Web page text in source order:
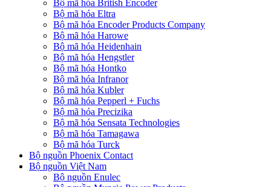
Bộ mã hóa British Encoder
Bộ mã hóa Eltra
Bộ mã hóa Encoder Products Company
Bộ mã hóa Harowe
Bộ mã hóa Heidenhain
Bộ mã hóa Hengstler
Bộ mã hóa Hontko
Bộ mã hóa Infranor
Bộ mã hóa Kubler
Bộ mã hóa Pepperl + Fuchs
Bộ mã hóa Precizika
Bộ mã hóa Sensata Technologies
Bộ mã hóa Tamagawa
Bộ mã hóa Turck
Bộ nguồn Phoenix Contact
Bộ nguồn Việt Nam
Bộ nguồn Enulec